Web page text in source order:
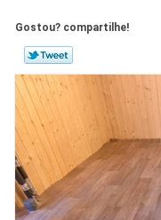
Gostou? compartilhe!